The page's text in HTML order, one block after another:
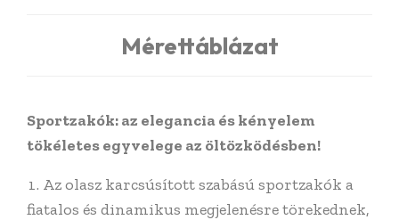
Mérettáblázat
Sportzakók: az elegancia és kényelem
tökéletes egyvelege az öltözködésben!
Az olasz karcsúsított szabású sportzakók a
fiatalos és dinamikus megjelenésre törekednek,